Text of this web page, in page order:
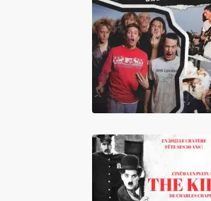
Butthole Surfers:
The Hole Truth
and Nothing Butt